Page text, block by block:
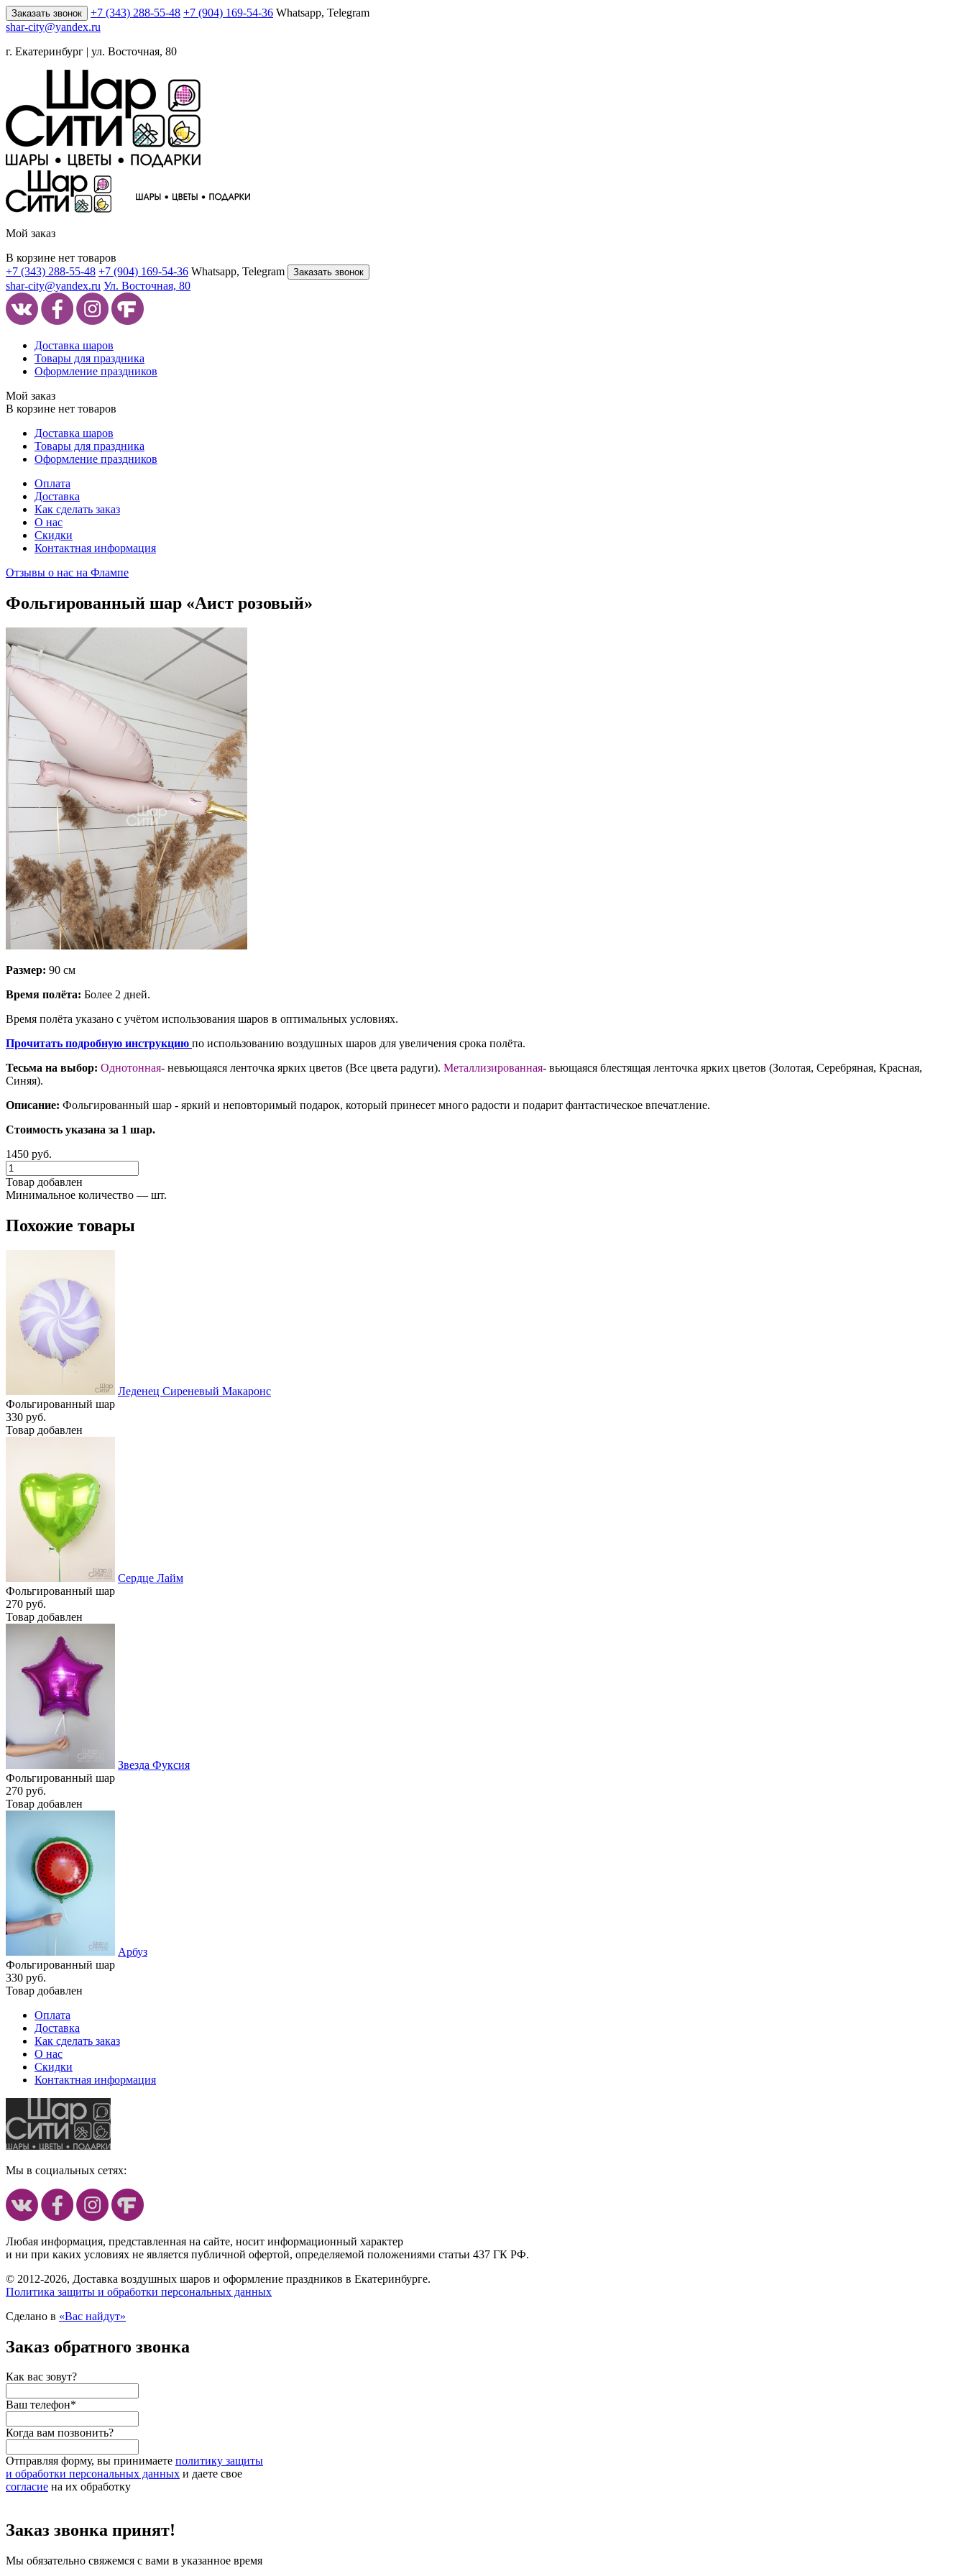
Заказать звонок +7 (343) 288-55-48 +7 (904) 169-54-36 Whatsapp, Telegram
shar-city@yandex.ru
г. Екатеринбург | ул. Восточная, 80
Мой заказ
В корзине нет товаров
+7 (343) 288-55-48 +7 (904) 169-54-36 Whatsapp, Telegram Заказать звонок
shar-city@yandex.ru Ул. Восточная, 80
Доставка шаров
Товары для праздника
Оформление праздников
Мой заказ
В корзине нет товаров
Доставка шаров
Товары для праздника
Оформление праздников
Оплата
Доставка
Как сделать заказ
О нас
Скидки
Контактная информация
Отзывы о нас на Флампе
Фольгированный шар «Аист розовый»
Размер: 90 см
Время полёта: Более 2 дней.
Время полёта указано с учётом использования шаров в оптимальных условиях.
Прочитать подробную инструкцию по использованию воздушных шаров для увеличения срока полёта.
Тесьма на выбор: Однотонная- невьющаяся ленточка ярких цветов (Все цвета радуги). Металлизированная- вьющаяся блестящая ленточка ярких цветов (Золотая, Серебряная, Красная,
Синяя).
Описание: Фольгированный шар - яркий и неповторимый подарок, который принесет много радости и подарит фантастическое впечатление.
Стоимость указана за 1 шар.
1450 руб.
Товар добавлен
Минимальное количество — шт.
Похожие товары
Леденец Сиреневый Макаронс
Фольгированный шар
330 руб.
Товар добавлен
Сердце Лайм
Фольгированный шар
270 руб.
Товар добавлен
Звезда Фуксия
Фольгированный шар
270 руб.
Товар добавлен
Арбуз
Фольгированный шар
330 руб.
Товар добавлен
Оплата
Доставка
Как сделать заказ
О нас
Скидки
Контактная информация
Мы в социальных сетях:
Любая информация, представленная на сайте, носит информационный характер
и ни при каких условиях не является публичной офертой, определяемой положениями статьи 437 ГК РФ.
© 2012-2026, Доставка воздушных шаров и оформление праздников в Екатеринбурге.
Политика защиты и обработки персональных данных
Сделано в «Вас найдут»
Заказ обратного звонка
Как вас зовут?
Ваш телефон*
Когда вам позвонить?
Отправляя форму, вы принимаете политику защиты
и обработки персональных данных и даете свое
согласие на их обработку
Заказ звонка принят!
Мы обязательно свяжемся с вами в указанное время